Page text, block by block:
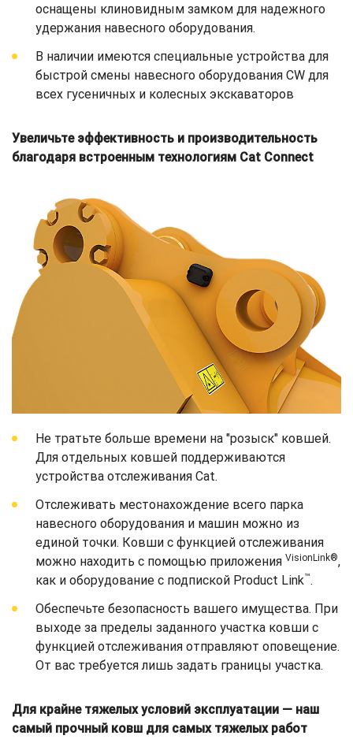
оснащены клиновидным замком для надежного
удержания навесного оборудования.
В наличии имеются специальные устройства для
быстрой смены навесного оборудования CW для
всех гусеничных и колесных экскаваторов
Увеличьте эффективность и производительность
благодаря встроенным технологиям Cat Connect
Не тратьте больше времени на "розыск" ковшей.
Для отдельных ковшей поддерживаются
устройства отслеживания Cat.
Отслеживать местонахождение всего парка
навесного оборудования и машин можно из
единой точки. Ковши с функцией отслеживания
можно находить с помощью приложения VisionLink®,
как и оборудование с подпиской Product Link™.
Обеспечьте безопасность вашего имущества. При
выходе за пределы заданного участка ковши с
функцией отслеживания отправляют оповещение.
От вас требуется лишь задать границы участка.
Для крайне тяжелых условий эксплуатации — наш
самый прочный ковш для самых тяжелых работ